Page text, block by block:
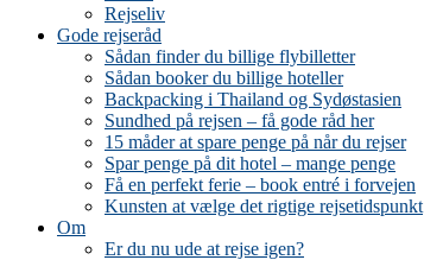
Rejseliv
Gode rejseråd
Sådan finder du billige flybilletter
Sådan booker du billige hoteller
Backpacking i Thailand og Sydøstasien
Sundhed på rejsen – få gode råd her
15 måder at spare penge på når du rejser
Spar penge på dit hotel – mange penge
Få en perfekt ferie – book entré i forvejen
Kunsten at vælge det rigtige rejsetidspunkt
Om
Er du nu ude at rejse igen?